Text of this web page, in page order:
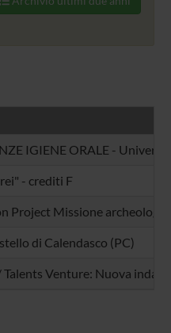
IGIENE ORALE -
- crediti F
Project Missione
di Calendasco (PC)
Venture: Nuova